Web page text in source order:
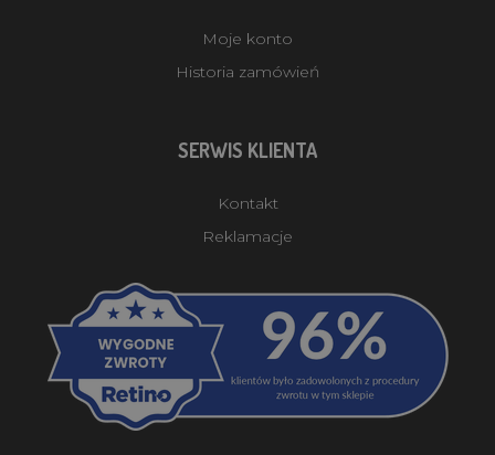
Moje konto
Historia zamówień
SERWIS KLIENTA
Kontakt
Reklamacje